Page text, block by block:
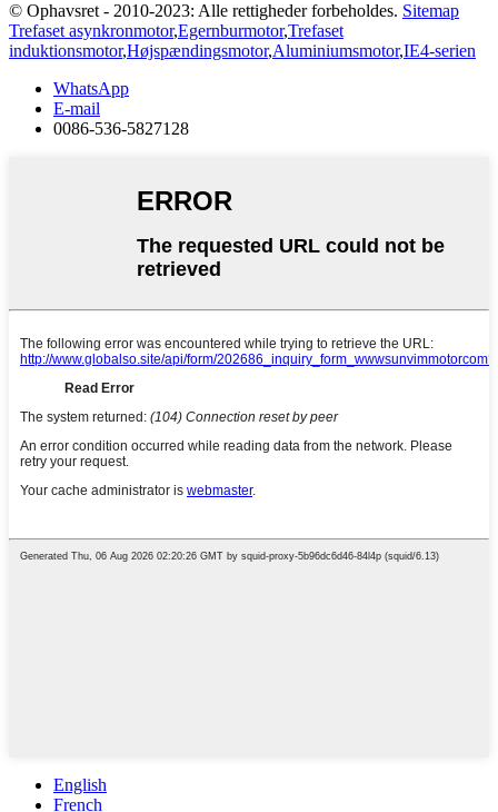
© Ophavsret - 2010-2023: Alle rettigheder forbeholdes. Sitemap
Trefaset asynkronmotor,Egernburmotor,Trefaset
induktionsmotor,Højspændingsmotor,Aluminiumsmotor,IE4-serien
WhatsApp
E-mail
0086-536-5827128
English
French